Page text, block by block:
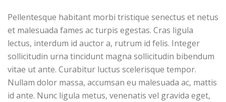
Pellentesque habitant morbi tristique senectus et netus
et malesuada fames ac turpis egestas. Cras ligula
lectus, interdum id auctor a, rutrum id felis. Integer
sollicitudin urna tincidunt magna sollicitudin bibendum
vitae ut ante. Curabitur luctus scelerisque tempor.
Nullam dolor massa, accumsan eu malesuada ac, mattis
id ante. Nunc ligula metus, venenatis vel gravida eget,